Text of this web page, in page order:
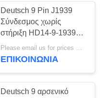
Deutsch 9 Pin J1939
Σύνδεσμος χωρίς
στήριξη HD14-9-1939P-
P080
Please email us for prices MOQ:100 τεμάχια
ΕΠΙΚΟΙΝΩΝΊΑ
Deutsch 9 αρσενικό